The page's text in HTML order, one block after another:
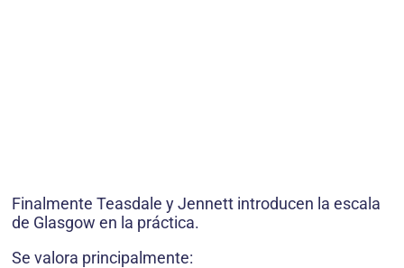
Finalmente Teasdale y Jennett introducen la escala
de Glasgow en la práctica.
Se valora principalmente: